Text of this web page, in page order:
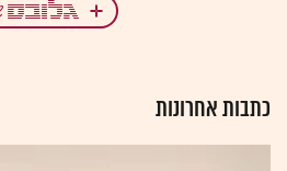
כתבות אחרונות